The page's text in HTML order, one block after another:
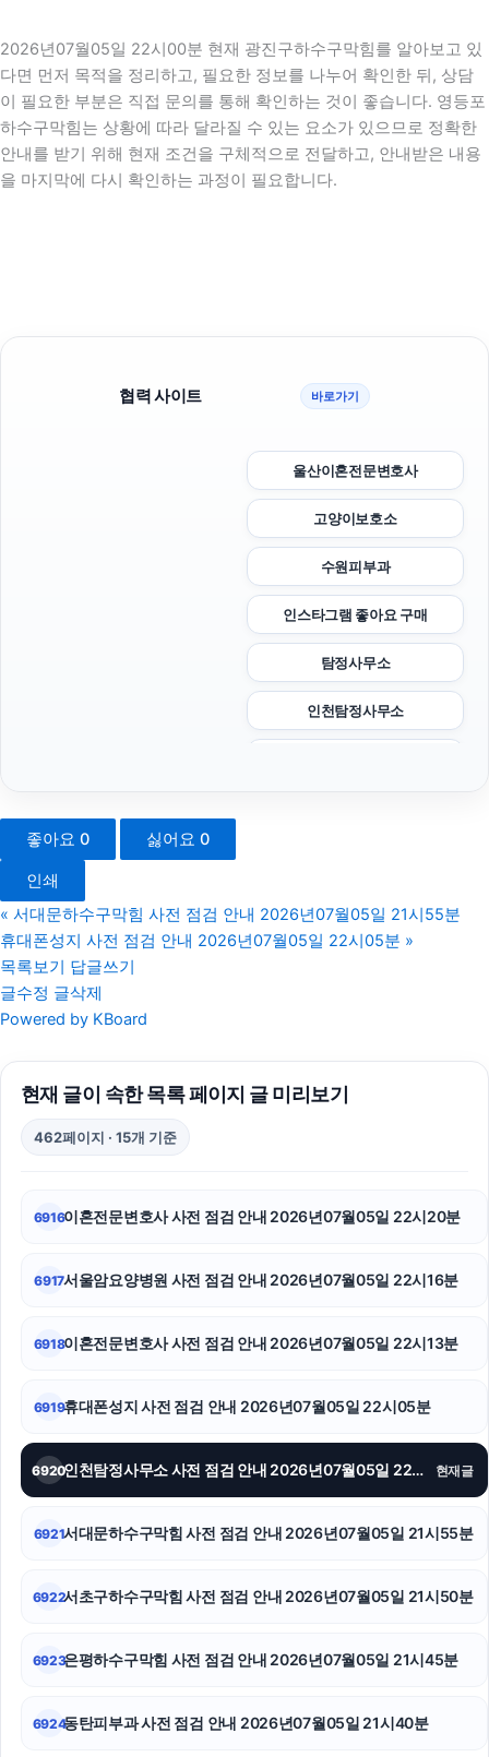
2026년07월05일 22시00분 현재 광진구하수구막힘를 알아보고 있
다면 먼저 목적을 정리하고, 필요한 정보를 나누어 확인한 뒤, 상담
이 필요한 부분은 직접 문의를 통해 확인하는 것이 좋습니다. 영등포
하수구막힘는 상황에 따라 달라질 수 있는 요소가 있으므로 정확한
안내를 받기 위해 현재 조건을 구체적으로 전달하고, 안내받은 내용
을 마지막에 다시 확인하는 과정이 필요합니다.
협력 사이트 바로가기
울산이혼전문변호사
고양이보호소
수원피부과
인스타그램 좋아요 구매
탐정사무소
인천탐정사무소
서울음주운전변호사
오렌지뱅크
핸드폰소액결제
의정부형사변호사
중랑구하수구막힘
영등포하수구막힘
금천하수구막힘
대구이혼전문변호사
의정부이혼변호사
좋아요 0 싫어요 0
인쇄
« 서대문하수구막힘 사전 점검 안내 2026년07월05일 21시55분
휴대폰성지 사전 점검 안내 2026년07월05일 22시05분 »
목록보기
답글쓰기
글수정 글삭제
Powered by KBoard
현재 글이 속한 목록 페이지 글 미리보기
462페이지 · 15개 기준
6916이혼전문변호사 사전 점검 안내 2026년07월05일 22시20분
6917서울암요양병원 사전 점검 안내 2026년07월05일 22시16분
6918이혼전문변호사 사전 점검 안내 2026년07월05일 22시13분
6919휴대폰성지 사전 점검 안내 2026년07월05일 22시05분
6920 인천탐정사무소 사전 점검 안내 2026년07월05일 22시00분 현재글
6921서대문하수구막힘 사전 점검 안내 2026년07월05일 21시55분
6922서초구하수구막힘 사전 점검 안내 2026년07월05일 21시50분
6923은평하수구막힘 사전 점검 안내 2026년07월05일 21시45분
6924동탄피부과 사전 점검 안내 2026년07월05일 21시40분